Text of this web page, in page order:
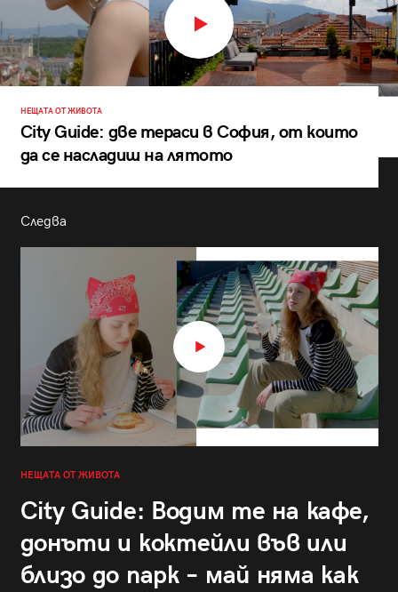
НЕЩАТА ОТ ЖИВОТА
City Guide: две тераси в София, от които
да се насладиш на лятото
Следва
НЕЩАТА ОТ ЖИВОТА
City Guide: Водим те на кафе,
донъти и коктейли във или
близо до парк – май няма как